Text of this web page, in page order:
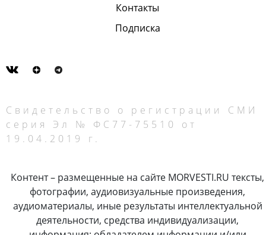
Контакты
Подписка
Свидетельство о регистрации СМИ
серия Эл № ФС77-75510 от
19.04.2019 г.
Контент – размещенные на сайте MORVESTI.RU тексты,
фотографии, аудиовизуальные произведения,
аудиоматериалы, иные результаты интеллектуальной
деятельности, средства индивидуализации,